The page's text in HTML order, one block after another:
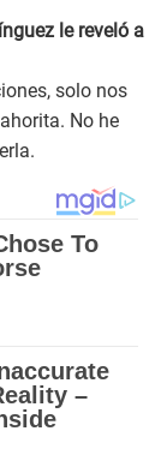
le reveló a
solo nos
No he